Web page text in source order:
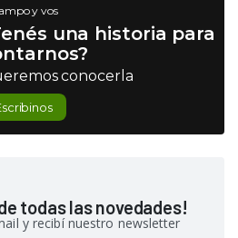
y vos
una historia para
conocerla
todas las novedades!
y recibí nuestro newsletter